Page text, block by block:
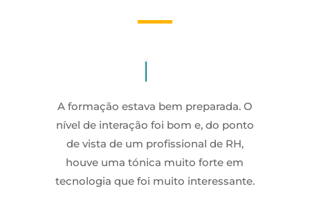
A formação estava bem preparada. O
nível de interação foi bom e, do ponto
de vista de um profissional de RH,
houve uma tónica muito forte em
tecnologia que foi muito interessante.